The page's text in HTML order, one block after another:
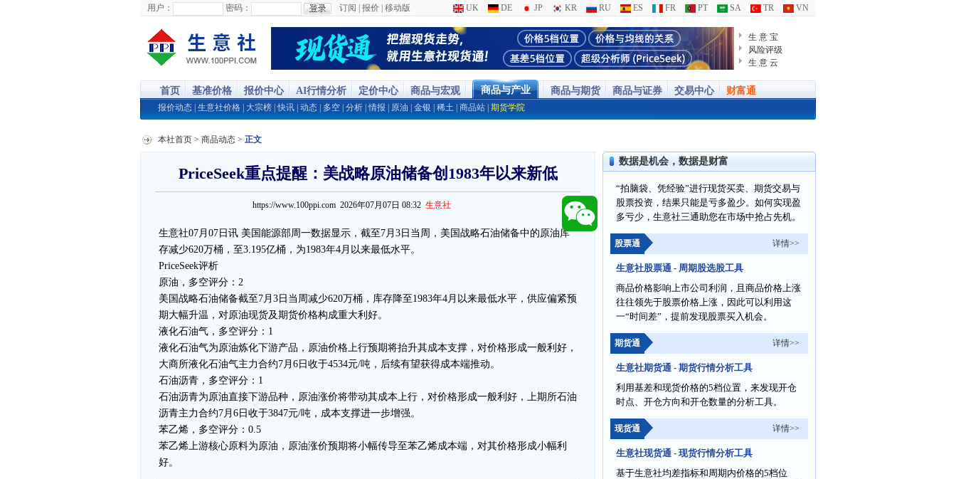
用户： 密码： 订阅 报价 移动版 UK DE JP KR RU ES FR PT SA TR VN
生 意 宝
风险评级
生 意 云
首页 基准价格 报价中心 AI行情分析 定价中心 商品与宏观 商品与产业 商品与期货 商品与证券 交易中心 财富通
报价动态 生意社价格 大宗榜 |快讯 动态 多空 分析 |情报 原油 金银 稀土 商品站 期货学院
本社首页 > 商品动态 > 正文
PriceSeek重点提醒：美战略原油储备创1983年以来新低
https://www.100ppi.com 2026年07月07日 08:32 生意社
生意社07月07日讯 美国能源部周一数据显示，截至7月3日当周，美国战略石油储备中的原油库
存减少620万桶，至3.195亿桶，为1983年4月以来最低水平。
PriceSeek评析
原油，多空评分：2
美国战略石油储备截至7月3日当周减少620万桶，库存降至1983年4月以来最低水平，供应偏紧预
期大幅升温，对原油现货及期货价格构成重大利好。
液化石油气，多空评分：1
液化石油气为原油炼化下游产品，原油价格上行预期将抬升其成本支撑，对价格形成一般利好，
大商所液化石油气主力合约7月6日收于4534元/吨，后续有望获得成本端推动。
石油沥青，多空评分：1
石油沥青为原油直接下游品种，原油涨价将带动其成本上行，对价格形成一般利好，上期所石油
沥青主力合约7月6日收于3847元/吨，成本支撑进一步增强。
苯乙烯，多空评分：0.5
苯乙烯上游核心原料为原油，原油涨价预期将小幅传导至苯乙烯成本端，对其价格形成小幅利
好。
数据是机会，数据是财富
“拍脑袋、凭经验”进行现货买卖、期货交易与
股票投资，结果只能是亏多盈少。如何实现盈
多亏少，生意社三通助您在市场中抢占先机。
股票通 详情>>
生意社股票通 - 周期股选股工具
商品价格影响上市公司利润，且商品价格上涨
往往领先于股票价格上涨，因此可以利用这
一“时间差”，提前发现股票买入机会。
期货通 详情>>
生意社期货通 - 期货行情分析工具
利用基差和现货价格的5档位置，来发现开仓
时点、开仓方向和开仓数量的分析工具。
现货通 详情>>
生意社现货通 - 现货行情分析工具
基于生意社均差指标和周期内价格的5档位